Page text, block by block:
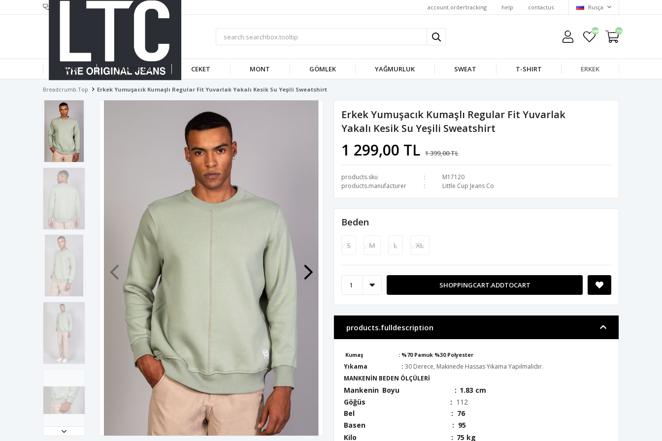
header.infotext account.ordertracking help contactus Rusça
wishlist.headerquantity
shoppingcart.headerquantity
YENİ PANTOLON CEKET MONT GÖMLEK YAĞMURLUK SWEAT T-SHIRT ERKEK
Breadcrumb.top Erkek Yumuşacık Kumaşlı Regular Fit Yuvarlak Yakalı Kesik Su Yeşili Sweatshirt
Erkek Yumuşacık Kumaşlı Regular Fit Yuvarlak
Yakalı Kesik Su Yeşili Sweatshirt
1 299,00 TL 1 399,00 TL
products.sku
M17120
products.manufacturer
Little Cup Jeans Co
Beden
S M L XL
SHOPPINGCART.ADDTOCART
products.fulldescription
Kumaş : %70 Pamuk %30 Polyester
Yıkama : 30 Derece, Makinede Hassas Yıkama Yapılmalıdır.
MANKENİN BEDEN ÖLÇÜLERİ
Mankenin Boyu : 1.83 cm
Göğüs : 112
Bel : 76
Basen : 95
Kilo : 75 kg